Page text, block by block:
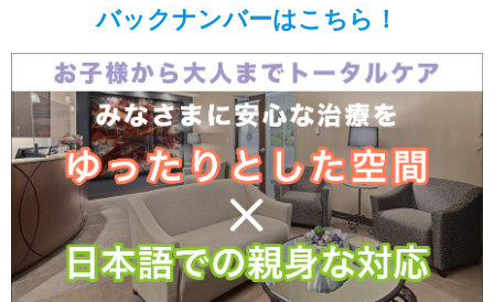
バックナンバーはこちら！